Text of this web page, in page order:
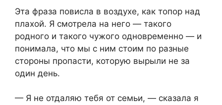
Эта фраза повисла в воздухе, как топор над
плахой. Я смотрела на него — такого
родного и такого чужого одновременно — и
понимала, что мы с ним стоим по разные
стороны пропасти, которую вырыли не за
один день.
— Я не отдаляю тебя от семьи, — сказала я